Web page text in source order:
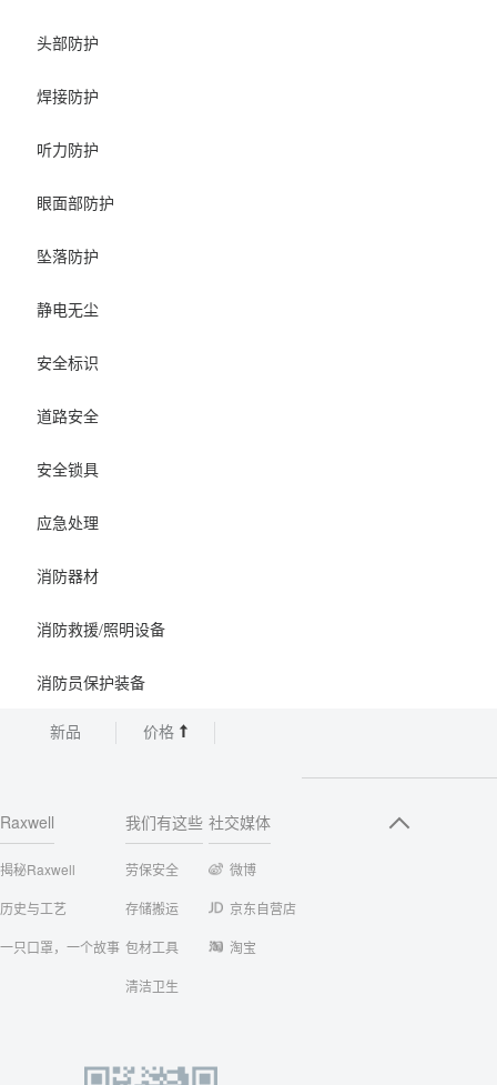
头部防护
焊接防护
听力防护
眼面部防护
坠落防护
静电无尘
安全标识
道路安全
安全锁具
应急处理
消防器材
消防救援/照明设备
消防员保护装备
新品 价格
Raxwell
揭秘Raxwell
历史与工艺
一只口罩，一个故事
我们有这些
劳保安全
存储搬运
包材工具
清洁卫生
社交媒体
微博
京东自营店
淘宝